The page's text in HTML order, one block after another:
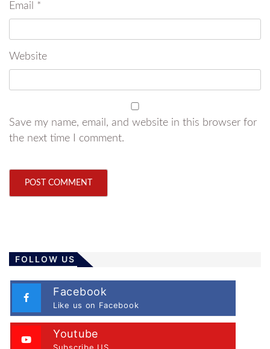
Email *
Website
Save my name, email, and website in this browser for
the next time I comment.
FOLLOW US
Facebook
Like us on Facebook
Youtube